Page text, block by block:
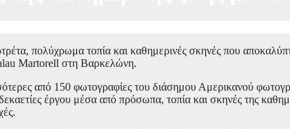
πολύχρωμα τοπία και καθημερινές σκηνές που
Martorell στη Βαρκελώνη.
από 150 φωτογραφίες του διάσημου Αμερικανού
έργου μέσα από πρόσωπα, τοπία και σκηνές της